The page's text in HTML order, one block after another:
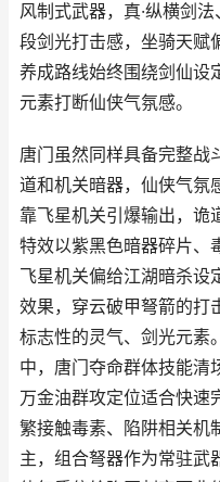
风制式武器，真·纵横剑
段剑光打击感，坐骑天赋
养成路线始终围绕剑仙设
元素打断仙侠气氛感。
唐门虽然同样具备完整战
道和机关暗器，仙侠气氛
靠飞星机关引爆输出，诡
特效以紫黑色暗器碎片、
飞星机关偏给江湖暗杀设
效果，穿云破甲弩箭的打
标志性的灵气、剑光元素
中，唐门夺命群体技能清
万金油群攻定位适合快速
繁接触毒素、陷阱相关机
主，组合弩器作为常驻武